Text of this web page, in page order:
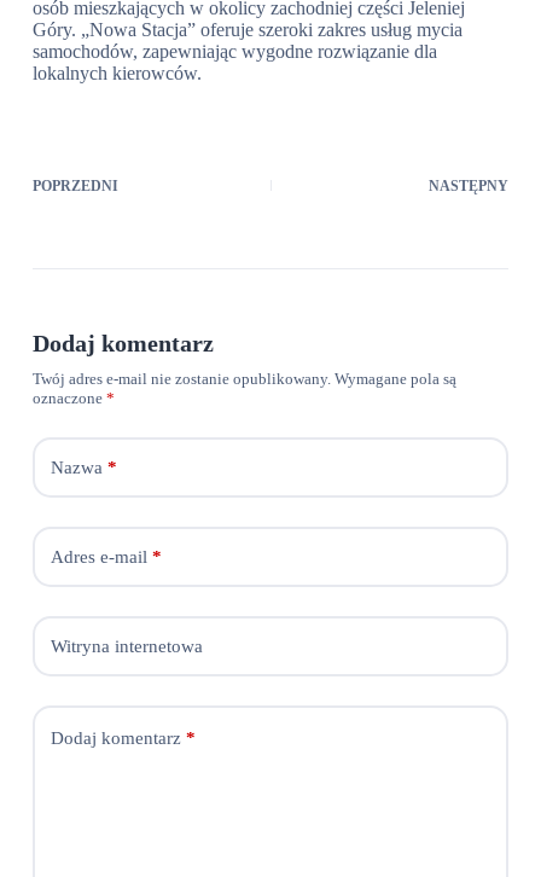
osób mieszkających w okolicy zachodniej części Jeleniej
Góry. „Nowa Stacja” oferuje szeroki zakres usług mycia
samochodów, zapewniając wygodne rozwiązanie dla
lokalnych kierowców.
POPRZEDNI NASTĘPNY
Dodaj komentarz
Twój adres e-mail nie zostanie opublikowany. Wymagane pola są
oznaczone *
Nazwa *
Adres e-mail *
Witryna internetowa
Dodaj komentarz*